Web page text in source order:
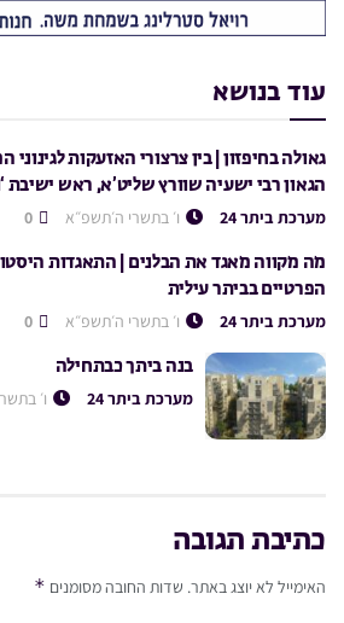
עוד בנושא
גאולה בחיפזון | בין צרצורי האזעקות
הגאון רבי ישעיה שוורץ שליט’א, ראש ישיבת
מערכת ביתר 24 ו׳ בתשרי ה׳תשפ״א
מה מקווה מאגד את הבלנים | התאגדות
הפרטיים בביתר עילית
מערכת ביתר 24 ו׳ בתשרי ה׳תשפ״א
בנה ביתך כבתחילה
מערכת ביתר 24 ו׳
כתיבת תגובה
האימייל לא יוצג באתר. שדות החובה מסומנים *